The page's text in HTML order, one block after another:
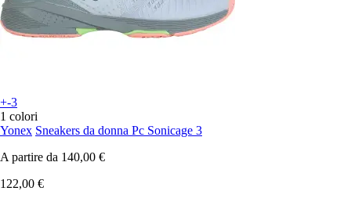
+-3
1 colori
Yonex Sneakers da donna Pc Sonicage 3
A partire da 140,00 €
122,00 €